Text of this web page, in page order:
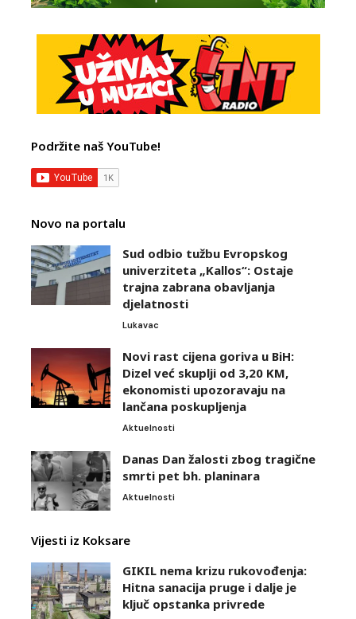
Podržite naš YouTube!
Novo na portalu
Sud odbio tužbu Evropskog
univerziteta „Kallos“: Ostaje
trajna zabrana obavljanja
djelatnosti
Lukavac
Novi rast cijena goriva u BiH:
Dizel već skuplji od 3,20 KM,
ekonomisti upozoravaju na
lančana poskupljenja
Aktuelnosti
Danas Dan žalosti zbog tragične
smrti pet bh. planinara
Aktuelnosti
Vijesti iz Koksare
GIKIL nema krizu rukovođenja:
Hitna sanacija pruge i dalje je
ključ opstanka privrede